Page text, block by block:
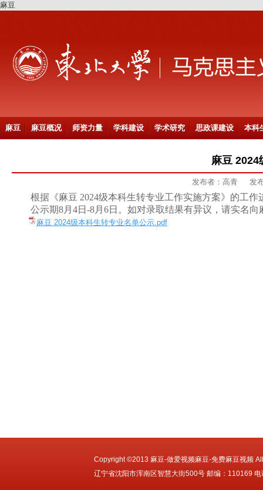
麻豆
麻豆 麻豆概况 师资力量 学科建设 学术研究 思政课建设 本科
麻豆 2024
发布者：高青 发
根据《麻豆 2024级本科生转专业工作实施方案》的工
公示期8月4日 -8月 6日。如对录取结果有异议，请实名
麻豆 2024级本科生转专业名单公示.pdf
Copyright ©2013 麻豆-做爱视频麻豆-免费麻豆视频
辽宁省沈阳市浑南区智慧大街500号 邮编：110169